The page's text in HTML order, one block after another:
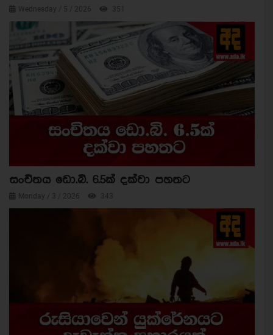
Wednesday / 5 / 2026 351
සංචිතය ඩො.බි. 6.5ක් දක්වා පහතට
Monday / 3 / 2026 343